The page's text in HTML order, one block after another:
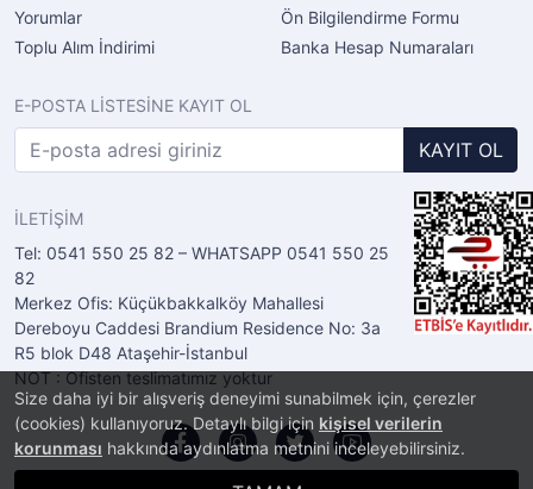
Size daha iyi bir alışveriş deneyimi sunabilmek için, çerezler
(cookies) kullanıyoruz. Detaylı bilgi için kişisel verilerin
korunması hakkında aydınlatma metnini inceleyebilirsiniz.
Yorumlar
Toplu Alım İndirimi
Ön Bilgilendirme Formu
Banka Hesap Numaraları
E-POSTA LİSTESİNE KAYIT OL
KAYIT OL
İLETİŞİM
Tel: 0541 550 25 82 – WHATSAPP 0541 550 25
82
Merkez Ofis: Küçükbakkalköy Mahallesi
Dereboyu Caddesi Brandium Residence No: 3a
R5 blok D48 Ataşehir-İstanbul
NOT : Ofisten teslimatımız yoktur